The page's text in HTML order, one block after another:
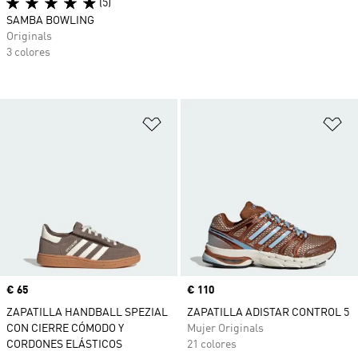
Precio
€ 65
ZAPATILLA HANDBALL SPEZIAL
CON CIERRE CÓMODO Y
CORDONES ELÁSTICOS
Precio
€ 110
ZAPATILLA ADISTAR CONTROL 5
Mujer Originals
21 colores
(5)
SAMBA BOWLING
Originals
3 colores